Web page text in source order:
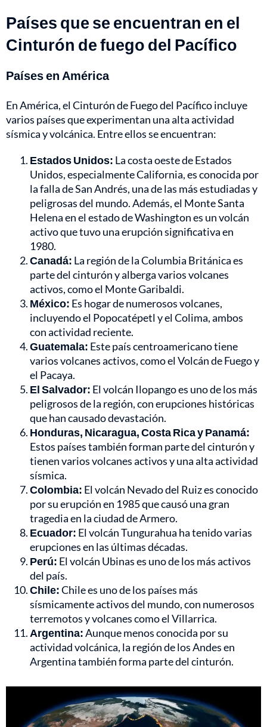
Países que se encuentran en el
Cinturón de fuego del Pacífico
Países en América
En América, el Cinturón de Fuego del Pacífico incluye
varios países que experimentan una alta actividad
sísmica y volcánica. Entre ellos se encuentran:
Estados Unidos: La costa oeste de Estados
Unidos, especialmente California, es conocida por
la falla de San Andrés, una de las más estudiadas y
peligrosas del mundo. Además, el Monte Santa
Helena en el estado de Washington es un volcán
activo que tuvo una erupción significativa en
1980.
Canadá: La región de la Columbia Británica es
parte del cinturón y alberga varios volcanes
activos, como el Monte Garibaldi.
México: Es hogar de numerosos volcanes,
incluyendo el Popocatépetl y el Colima, ambos
con actividad reciente.
Guatemala: Este país centroamericano tiene
varios volcanes activos, como el Volcán de Fuego y
el Pacaya.
El Salvador: El volcán Ilopango es uno de los más
peligrosos de la región, con erupciones históricas
que han causado devastación.
Honduras, Nicaragua, Costa Rica y Panamá:
Estos países también forman parte del cinturón y
tienen varios volcanes activos y una alta actividad
sísmica.
Colombia: El volcán Nevado del Ruiz es conocido
por su erupción en 1985 que causó una gran
tragedia en la ciudad de Armero.
Ecuador: El volcán Tungurahua ha tenido varias
erupciones en las últimas décadas.
Perú: El volcán Ubinas es uno de los más activos
del país.
Chile:Chile es uno de los países más
sísmicamente activos del mundo, con numerosos
terremotos y volcanes como el Villarrica.
Argentina:Aunque menos conocida por su
actividad volcánica, la región de los Andes en
Argentina también forma parte del cinturón.